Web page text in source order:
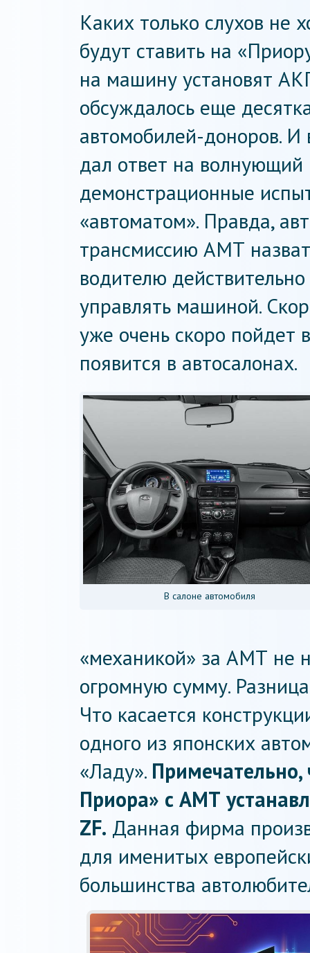
Каких только слухов не
будут ставить на
на машину установят
обсуждалось еще
автомобилей-доноров. И
дал ответ на
демонстрационные
«автоматом». Правда,
трансмиссию АМТ
водителю
управлять машиной.
уже очень скоро пойдет
появится в автосалонах.
В салоне автомобиля
«механикой» за АМТ не
огромную сумму.
Что касается
одного из японских
«Ладу».
Приора» с АМТ
ZF. Данная фирма
для именитых
большинства